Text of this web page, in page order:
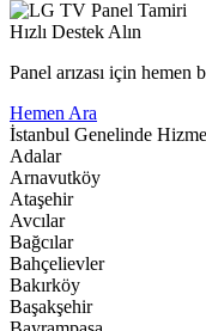
Hızlı Destek Alın
Panel arızası için
Hemen Ara
İstanbul Genelinde
Adalar
Arnavutköy
Ataşehir
Avcılar
Bağcılar
Bahçelievler
Bakırköy
Başakşehir